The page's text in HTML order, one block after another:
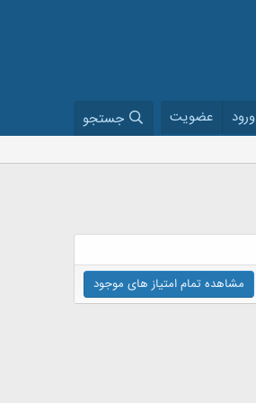
ورود عضویت جستجو
مشاهده تمام امتیاز های موجود